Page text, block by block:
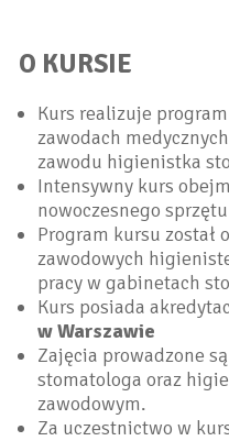
O KURSIE
Kurs realizuje
zawodach
zawodu higienistka
Intensywny kurs
nowoczesnego
Program kursu
zawodowych
pracy w gabinetach
Kurs posiada
w Warszawie
Zajęcia prowadzone
stomatologa oraz
zawodowym.
Za uczestnictwo w